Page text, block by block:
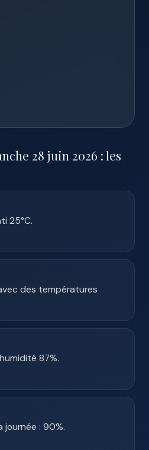
28 juin 2026 : les
25°C.
des températures
87%.
journée : 90%.